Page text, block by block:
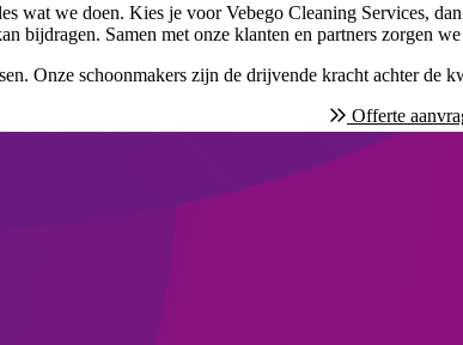
wat we doen. Kies je voor Vebego Cleaning Services,
bijdragen. Samen met onze klanten en partners zorgen
Onze schoonmakers zijn de drijvende kracht achter
Offerte